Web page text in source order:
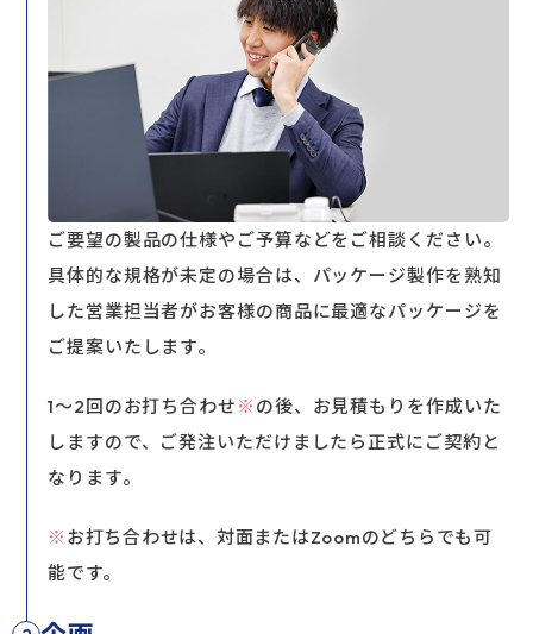
ご要望の製品の仕様やご予算などをご相談ください。
具体的な規格が未定の場合は、パッケージ製作を熟知
した営業担当者がお客様の商品に最適なパッケージを
ご提案いたします。
1～2回のお打ち合わせ ※ の後、お見積もりを作成いた
しますので、ご発注いただけましたら正式にご契約と
なります。
※ お打ち合わせは、対面またはZoomのどちらでも可
能です。